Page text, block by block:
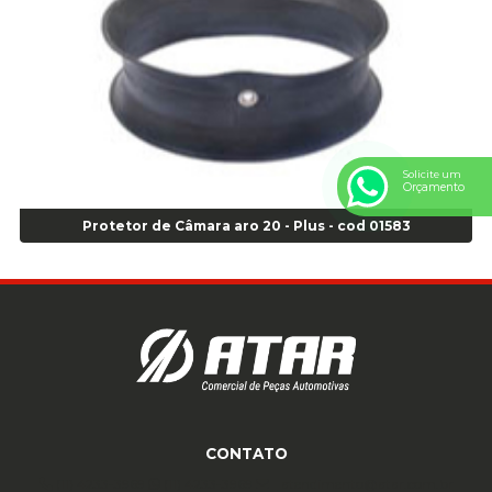
Anel Centralizador Toyota 4pçs - Preto - Cod 01335
Anel Centralizador VW 4pçs - Laranja - Cod 00520
Anel de vedação Jumbo OR-224 TG - Cod: 03749
Anel de vedação Jumbo OR-449 Cod: 03752
Anel p/ montagem de pneu s/cam aro 22,5 - Cod 00166
Anel para Montagem do Pneu Sem Câmara Aro 24,5 - Cod 02935
Anel para Vedação OR 325 - Cod 03390
Anel para Vedação OR 325 Nacional -Cod 01768
Anel para Vedação OR 335 Importado - Cod 01771
Anel para Vedação OR 339 - Cod 01772
Anel para Vedação OR 88 - Cod 01767
Protetor de Câmara aro 20 - Plus - cod 01583
CONTATO
Solicite um
Orçamento